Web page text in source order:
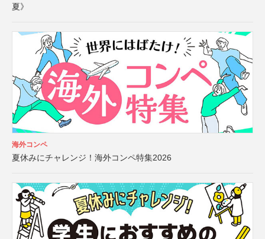
夏》
海外コンペ
夏休みにチャレンジ！海外コンペ特集2026